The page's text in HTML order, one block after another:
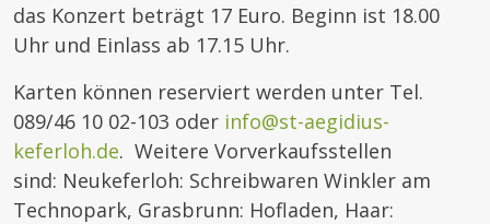
das Konzert beträgt 17 Euro. Beginn ist 18.00
Uhr und Einlass ab 17.15 Uhr.
Karten können reserviert werden unter Tel.
089/46 10 02-103 oder info@st-aegidius-
keferloh.de. Weitere Vorverkaufsstellen
sind: Neukeferloh: Schreibwaren Winkler am
Technopark, Grasbrunn: Hofladen, Haar: